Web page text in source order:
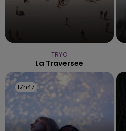
TRYO
La Traversee
17h47
17h47